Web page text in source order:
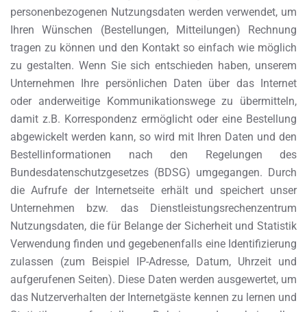
personenbezogenen Nutzungsdaten werden verwendet, um
Ihren Wünschen (Bestellungen, Mitteilungen) Rechnung
tragen zu können und den Kontakt so einfach wie möglich
zu gestalten. Wenn Sie sich entschieden haben, unserem
Unternehmen Ihre persönlichen Daten über das Internet
oder anderweitige Kommunikationswege zu übermitteln,
damit z.B. Korrespondenz ermöglicht oder eine Bestellung
abgewickelt werden kann, so wird mit Ihren Daten und den
Bestellinformationen nach den Regelungen des
Bundesdatenschutzgesetzes (BDSG) umgegangen. Durch
die Aufrufe der Internetseite erhält und speichert unser
Unternehmen bzw. das Dienstleistungsrechenzentrum
Nutzungsdaten, die für Belange der Sicherheit und Statistik
Verwendung finden und gegebenenfalls eine Identifizierung
zulassen (zum Beispiel IP-Adresse, Datum, Uhrzeit und
aufgerufenen Seiten). Diese Daten werden ausgewertet, um
das Nutzerverhalten der Internetgäste kennen zu lernen und